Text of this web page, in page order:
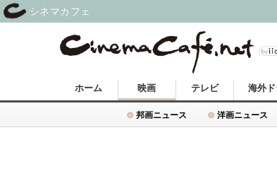
ホーム 映画
邦画ニュース 洋画ニュース
テレビ 海外
シネマカフェ